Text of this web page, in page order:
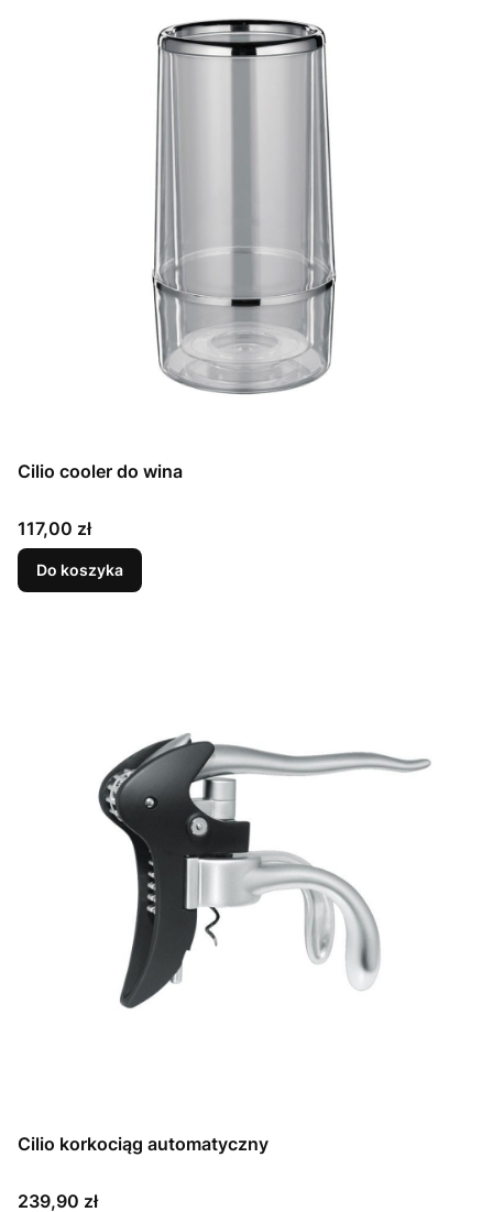
Cilio cooler do wina
Cena
117,00 zł
Do koszyka
Cilio korkociąg automatyczny
Cena
239,90 zł